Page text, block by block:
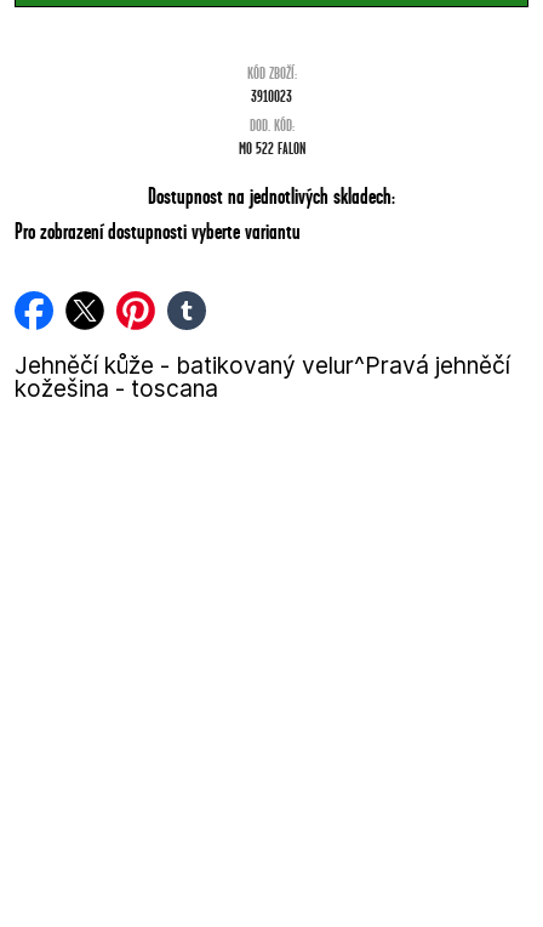
KÓD ZBOŽÍ:
3910023
DOD. KÓD:
MO 522 FALON
Dostupnost na jednotlivých skladech:
Pro zobrazení dostupnosti vyberte variantu
facebook
twitterpinterest
tumblr
Jehněčí kůže - batikovaný velur^Pravá jehněčí
kožešina - toscana